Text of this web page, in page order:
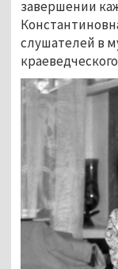
завершении
слушателей в